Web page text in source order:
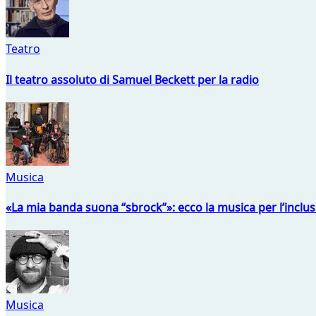
Teatro
Il teatro assoluto di Samuel Beckett per la radio
Musica
«La mia banda suona “sbrock”»: ecco la musica per
Musica